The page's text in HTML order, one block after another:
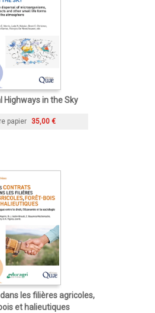
Highways in the Sky
papier 35,00 €
les filières agricoles,
et halieutiques